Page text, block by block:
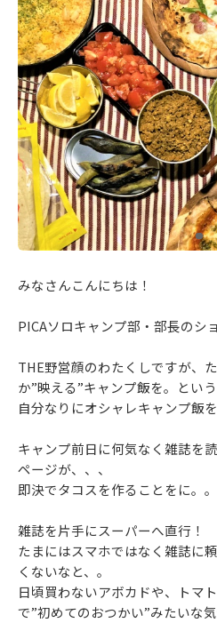
みなさんこんにちは！
PICAソロキャンプ部・部長のシ
THE野営顔のわたくしですが、
か”映える”キャンプ飯を。とい
自分なりにオシャレキャンプ飯
キャンプ前日に何気なく雑誌を
ページが、、、
即決でタコスを作ることをに。。
雑誌を片手にスーパーへ直行！
たまにはスマホではなく雑誌に
くないなと、。
日頃買わないアボカドや、トマ
で”初めてのおつかい”みたいな